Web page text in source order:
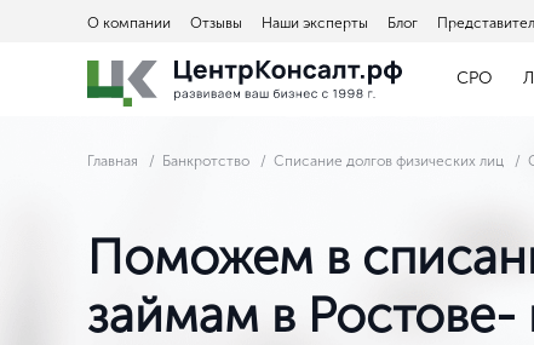
О компании Отзывы Наши эксперты Блог
СРО
Главная Банкротство Списание долгов физических лиц
Поможем в
займам в